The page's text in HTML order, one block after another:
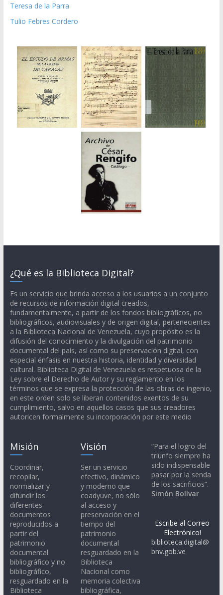
Teresa de la Parra
Tulio Febres Cordero
¿Qué es la Biblioteca Digital?
Es un servicio que brinda acceso a los usuarios a un conjunto
de recursos de información digital creados,
fundamentalmente, a partir de los fondos bibliográficos, no
bibliográficos, audiovisuales y de origen digital, pertenecientes
a la Biblioteca Nacional de Venezuela, cuyo propósito es la
difusión del conocimiento y la divulgación del patrimonio
documental del país, así como su preservación digital, con
especial énfasis en nuestra historia, identidad y diversidad
cultural. Biblioteca Digital de Venezuela es respetuosa de la
Ley sobre el Derecho de Autor y su reglamento en los
términos que se expresa la protección de las obras de ingenio,
en este orden solo se liberan contenidos exentos de su
cumplimiento, salvo en aquellos casos que sus creadores
autoricen formalmente su incorporación por este medio
Misión
Coordinar,
recopilar,
normalizar y
difundir los
diferentes
documentos
reproducidos a
partir del
patrimonio
documental
bibliográfico y no
bibliográfico,
resguardado en la
Biblioteca
Visión
Ser un servicio
efectivo, dinámico
y moderno que
coadyuve, no sólo
al acceso y
preservación en el
tiempo del
patrimonio
documental
resguardado en la
Biblioteca
Nacional como
memoria colectiva
bibliográfica,
“Para el logro del
triunfo siempre ha
sido indispensable
pasar por la senda
de los sacrificios”.
Simón Bolívar
Escribe al Correo
Electrónico!
biblioteca.digital@
bnv.gob.ve